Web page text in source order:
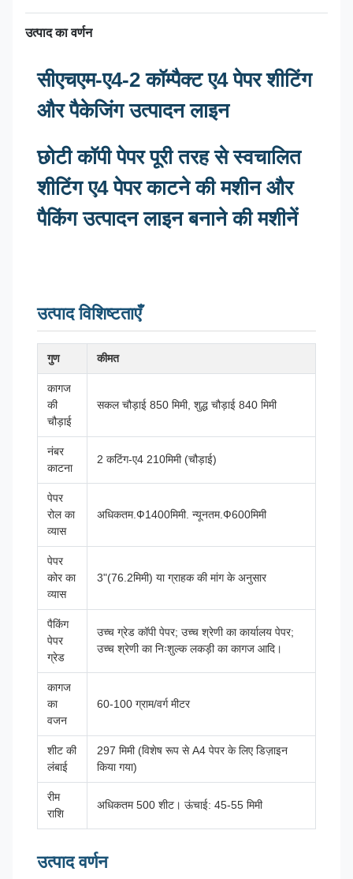
उत्पाद का वर्णन
सीएचएम-ए4-2 कॉम्पैक्ट ए4 पेपर शीटिंग
और पैकेजिंग उत्पादन लाइन
छोटी कॉपी पेपर पूरी तरह से स्वचालित
शीटिंग ए4 पेपर काटने की मशीन और
पैकिंग उत्पादन लाइन बनाने की मशीनें
उत्पाद विशिष्टताएँ
गुण कीमत
कागज
की
चौड़ाई
सकल चौड़ाई 850 मिमी, शुद्ध चौड़ाई 840 मिमी
नंबर
काटना
2 कटिंग-ए4 210मिमी (चौड़ाई)
पेपर
रोल का
व्यास
अधिकतम.Ф1400मिमी. न्यूनतम.Ф600मिमी
पेपर
कोर का
व्यास
3"(76.2मिमी) या ग्राहक की मांग के अनुसार
पैकिंग
पेपर
ग्रेड
उच्च ग्रेड कॉपी पेपर; उच्च श्रेणी का कार्यालय पेपर;
उच्च श्रेणी का निःशुल्क लकड़ी का कागज आदि।
कागज
का
वजन
60-100 ग्राम/वर्ग मीटर
शीट की
लंबाई
297 मिमी (विशेष रूप से A4 पेपर के लिए डिज़ाइन
किया गया)
रीम
राशि
अधिकतम 500 शीट। ऊंचाई: 45-55 मिमी
उत्पाद वर्णन